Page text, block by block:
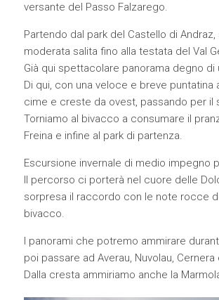
versante del Passo Falzarego.
Partendo dal park del Castello di
moderata salita fino alla testata del Val
Già qui spettacolare panorama degno di
Di qui, con una veloce e breve
cime e creste da ovest, passando per il
Torniamo al bivacco a consumare il
Freina e infine al park di partenza.
Escursione invernale di medio impegno
Il percorso ci porterà nel cuore delle
sorpresa il raccordo con le note rocce
bivacco.
I panorami che potremo ammirare
poi passare ad Averau, Nuvolau,
Dalla cresta ammiriamo anche la